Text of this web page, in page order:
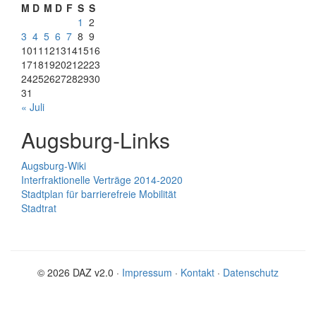
M D M D F S S
1 2
3 4 5 6 7 8 9
1011 1213141516
17181920212223
24252627282930
31
« Juli
Augsburg-Links
Augsburg-Wiki
Interfraktionelle Verträge 2014-2020
Stadtplan für barrierefreie Mobilität
Stadtrat
© 2026 DAZ v2.0 · Impressum · Kontakt · Datenschutz